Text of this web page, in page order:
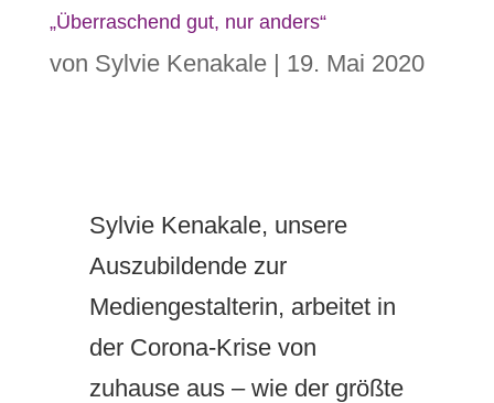
„Überraschend gut, nur anders“
von Sylvie Kenakale| 19. Mai 2020
Sylvie Kenakale, unsere
Auszubildende zur
Mediengestalterin, arbeitet in
der Corona-Krise von
zuhause aus – wie der größte